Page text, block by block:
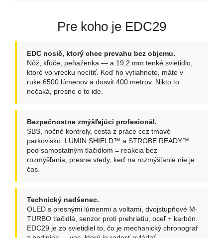
Pre koho je EDC29
EDC nosič, ktorý chce prevahu bez objemu.
Nôž, kľúče, peňaženka — a 19,2 mm tenké svietidlo,
ktoré vo vrecku necítiť. Keď ho vytiahnete, máte v
ruke 6500 lúmenov a dosvit 400 metrov. Nikto to
nečaká, presne o to ide.
Bezpečnostne zmýšľajúci profesionál.
SBS, nočné kontroly, cesta z práce cez tmavé
parkovisko. LUMIN SHIELD™ a STROBE READY™
pod samostatným tlačidlom = reakcia bez
rozmýšľania, presne vtedy, keď na rozmýšľanie nie je
čas.
Technický nadšenec.
OLED s presnými lúmenmi a voltami, dvojstupňové M-
TURBO tlačidlá, senzor proti prehriatiu, oceľ + karbón.
EDC29 je zo svietidiel to, čo je mechanický chronograf